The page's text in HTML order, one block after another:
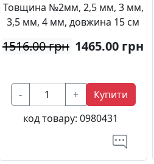
Товщина №2мм, 2,5 мм, 3 мм,
3,5 мм, 4 мм, довжина 15 см
1516.00 грн 1465.00 грн
- +
Купити
код товару: 0980431